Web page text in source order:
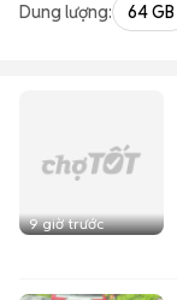
Dung lượng: 64 GB
9 giờ trước